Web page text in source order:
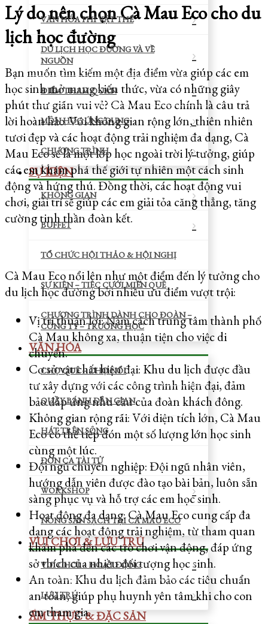
VĂN HÓA PHI VẬT THỂ
DU LỊCH HỌC ĐƯỜNG VÀ VỀ
NGUỒN
ĐIỂM THAM QUAN
MÔN HỌC ỨNG DỤNG
CHƯƠNG TRÌNH
SỰ KIỆN
KHÔNG GIAN
BUFFET
TỔ CHỨC HỘI THẢO & HỘI NGHỊ
SỰ KIỆN – TIỆC CƯỚI MIỀN QUÊ
CHƯƠNG TRÌNH DÀNH CHO ĐOÀN –
CÔNG TY – TRƯỜNG HỌC
VĂN HÓA
CHỢ QUÊ – CHỢ NỔI
QUẦY BÁNH DÂN GIAN
HÁT TRÊN SÔNG
ĐỜN CA TÀI TỬ
WORKSHOP
NÔNG SẢN SẠCH TẠI CÀ MAU ECO
VUI CHƠI & LƯU TRÚ
VUI CHƠI – HOẠT ĐỘNG
LƯU TRÚ
ẨM THỰC & ĐẶC SẢN
Lý do nên chọn Cà Mau Eco cho du
lịch học đường
Bạn muốn tìm kiếm một địa điểm vừa giúp các em
học sinh mở mang kiến thức, vừa có những giây
phút thư giãn vui vẻ? Cà Mau Eco chính là câu trả
lời hoàn hảo. Với không gian rộng lớn, thiên nhiên
tươi đẹp và các hoạt động trải nghiệm đa dạng, Cà
Mau Eco sẽ là một lớp học ngoài trời lý tưởng, giúp
các em khám phá thế giới tự nhiên một cách sinh
động và hứng thú. Đồng thời, các hoạt động vui
chơi, giải trí sẽ giúp các em giải tỏa căng thẳng, tăng
cường tinh thần đoàn kết.
Cà Mau Eco nổi lên như một điểm đến lý tưởng cho
du lịch học đường bởi nhiều ưu điểm vượt trội:
Vị trí thuận lợi: Nằm cách trung tâm thành phố
Cà Mau không xa, thuận tiện cho việc di
chuyển.
Cơ sở vật chất hiện đại: Khu du lịch được đầu
tư xây dựng với các công trình hiện đại, đảm
bảo đáp ứng nhu cầu của đoàn khách đông.
Không gian rộng rãi: Với diện tích lớn, Cà Mau
Eco có thể tiếp đón một số lượng lớn học sinh
cùng một lúc.
Đội ngũ chuyên nghiệp: Đội ngũ nhân viên,
hướng dẫn viên được đào tạo bài bản, luôn sẵn
sàng phục vụ và hỗ trợ các em học sinh.
Hoạt động đa dạng: Cà Mau Eco cung cấp đa
dạng các hoạt động trải nghiệm, từ tham quan
khám phá đến các trò chơi vận động, đáp ứng
sở thích của nhiều đối tượng học sinh.
An toàn: Khu du lịch đảm bảo các tiêu chuẩn
an toàn, giúp phụ huynh yên tâm khi cho con
em tham gia.